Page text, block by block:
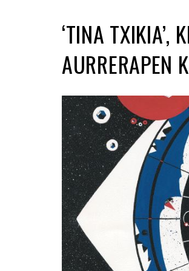
‘TINA TXIKIA’,
AURRERAPEN